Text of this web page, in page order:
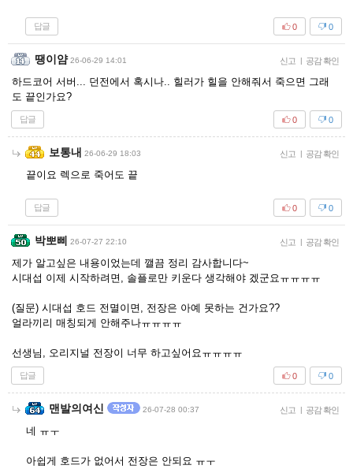
답글 0
0
땡이얌 26-06-29 14:01 신고 | 공감 확인
하드코어 서버... 던전에서 혹시나.. 힐러가 힐을 안해줘서 죽으면 그래
도 끝인가요?
답글 0
0
보통내 26-06-29 18:03 신고 | 공감 확인
끝이요 렉으로 죽어도 끝
답글 0
0
박뽀삐 26-07-27 22:10 신고 | 공감 확인
제가 알고싶은 내용이었는데 깰끔 정리 감사합니다~
시대섭 이제 시작하려면, 솔플로만 키운다 생각해야 겠군요ㅠㅠㅠㅠ
(질문) 시대섭 호드 전멸이면, 전장은 아예 못하는 건가요??
얼라끼리 매칭되게 안해주나ㅠㅠㅠㅠ
선생님, 오리지널 전장이 너무 하고싶어요ㅠㅠㅠㅠ
답글 0
0
맨발의여신 26-07-28 00:37 신고 | 공감 확인
네 ㅠㅜ
아쉽게 호드가 없어서 전장은 안되요 ㅠㅜ